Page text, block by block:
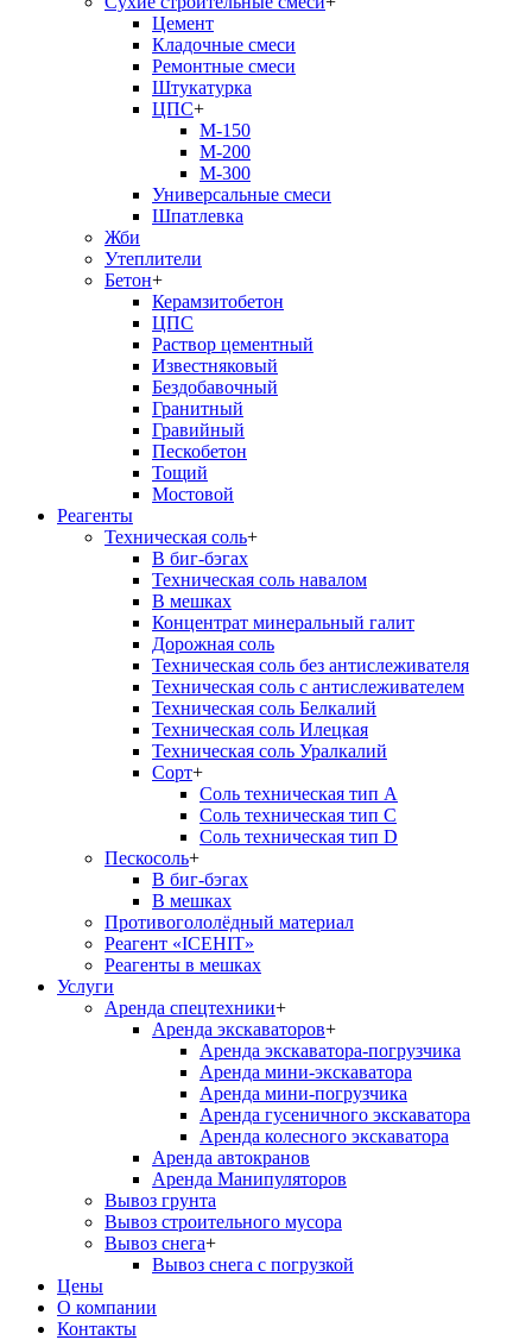
Цемент
Кладочные смеси
Ремонтные смеси
Штукатурка
ЦПС+
М-150
М-200
М-300
Универсальные смеси
Шпатлевка
Жби
Утеплители
Бетон+
Керамзитобетон
ЦПС
Раствор цементный
Известняковый
Бездобавочный
Гранитный
Гравийный
Пескобетон
Тощий
Мостовой
Реагенты
Техническая соль+
В биг-бэгах
Техническая соль навалом
В мешках
Концентрат минеральный галит
Дорожная соль
Техническая соль без антислеживателя
Техническая соль с антислеживателем
Техническая соль Белкалий
Техническая соль Илецкая
Техническая соль Уралкалий
Сорт+
Соль техническая тип А
Соль техническая тип С
Соль техническая тип D
Пескосоль+
В биг-бэгах
В мешках
Противогололёдный материал
Реагент «ICEHIT»
Реагенты в мешках
Услуги
Аренда спецтехники+
Аренда экскаваторов+
Аренда экскаватора-погрузчика
Аренда мини-экскаватора
Аренда мини-погрузчика
Аренда гусеничного экскаватора
Аренда колесного экскаватора
Аренда автокранов
Аренда Манипуляторов
Вывоз грунта
Вывоз строительного мусора
Вывоз снега+
Вывоз снега с погрузкой
Цены
О компании
Контакты